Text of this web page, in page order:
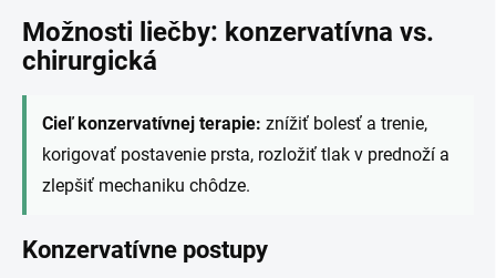
Možnosti liečby: konzervatívna vs.
chirurgická
Cieľ konzervatívnej terapie: znížiť bolesť a trenie,
korigovať postavenie prsta, rozložiť tlak v prednoží a
zlepšiť mechaniku chôdze.
Konzervatívne postupy